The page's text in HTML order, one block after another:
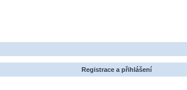
Registrace a přihlášení